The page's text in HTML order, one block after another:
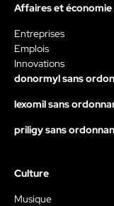
Affaires et économie
Entreprises
Emplois
Innovations
donormyl sans
lexomil sans
priligy sans
Culture
Musique